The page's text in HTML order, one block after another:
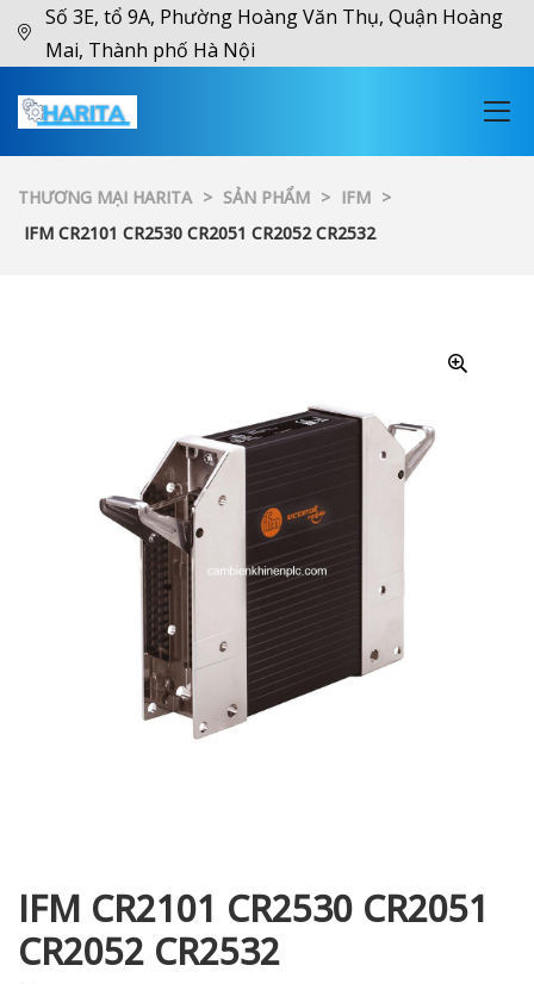
Số 3E, tổ 9A, Phường Hoàng Văn Thụ, Quận Hoàng
Mai, Thành phố Hà Nội
THƯƠNG MẠI HARITA > SẢN PHẨM > IFM >
IFM CR2101 CR2530 CR2051 CR2052 CR2532
IFM CR2101 CR2530 CR2051
CR2052 CR2532